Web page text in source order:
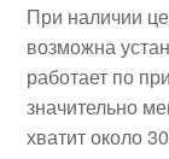
При наличии
возможна
работает по
значительно
хватит около